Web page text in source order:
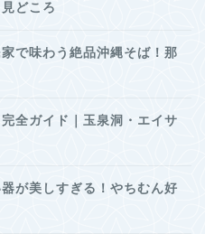
どころ
で味わう絶品沖縄そば！那
全ガイド｜玉泉洞・エイサ
が美しすぎる！やちむん好